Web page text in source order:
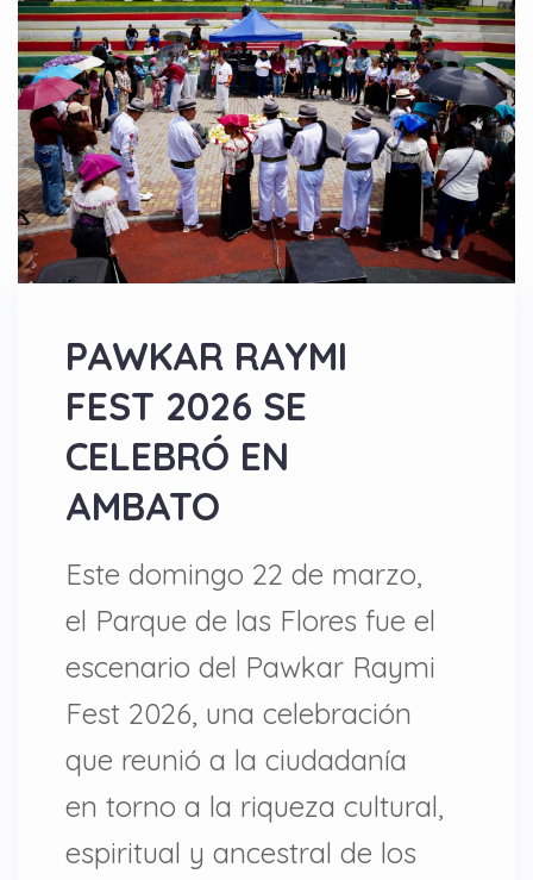
PAWKAR RAYMI
FEST 2026 SE
CELEBRÓ EN
AMBATO
Este domingo 22 de marzo,
el Parque de las Flores fue el
escenario del Pawkar Raymi
Fest 2026, una celebración
que reunió a la ciudadanía
en torno a la riqueza cultural,
espiritual y ancestral de los